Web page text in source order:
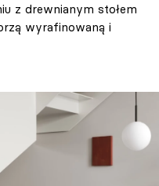
z drewnianym stołem
wyrafinowaną i